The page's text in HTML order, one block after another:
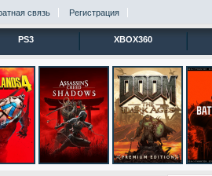
связь Регистрация
PS3 XBOX360